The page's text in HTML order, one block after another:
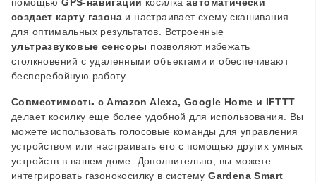
создает карту газона и настраивает схему скашивания
для оптимальных результатов. Встроенные
ультразвуковые сенсоры позволяют избежать
столкновений с удаленными объектами и обеспечивают
бесперебойную работу.
Совместимость с Amazon Alexa, Google Home и IFTTT
делает косилку еще более удобной для использования. Вы
можете использовать голосовые команды для управления
устройством или настраивать его с помощью других умных
устройств в вашем доме. Дополнительно, вы можете
интегрировать газонокосилку в систему Gardena Smart